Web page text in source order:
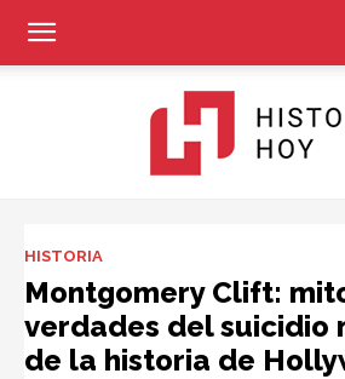
Hoy
HISTORIA
Montgomery Clift:
verdades del suicidio
de la historia de